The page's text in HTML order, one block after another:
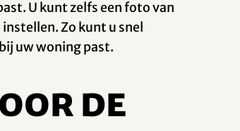
U kunt zelfs een foto van
Zo kunt u snel
uw woning past.
de